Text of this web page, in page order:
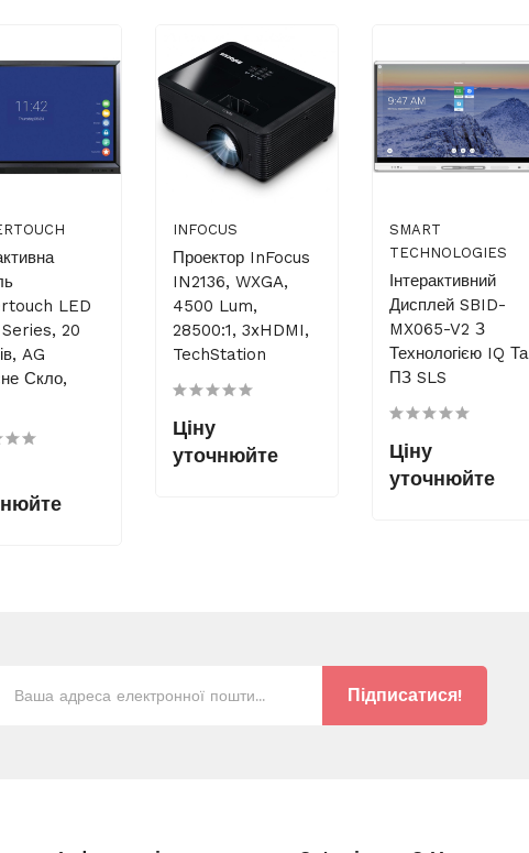
LED
20
AG
Скло,
INFOCUS
Проектор InFocus
IN2136, WXGA,
4500 Lum,
28500:1, 3xHDMI,
TechStation
Ціну
уточнюйте
SMART
TECHNOLOGIES
Інтерактивний
Дисплей SBID-
MX065-V2 З
Технологією IQ Та
ПЗ SLS
Ціну
уточнюйте
Підписатися!